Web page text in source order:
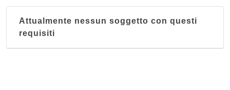
Attualmente nessun soggetto con questi
requisiti